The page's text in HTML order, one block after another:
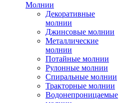
Молнии
Декоративные
молнии
Джинсовые молнии
Металлические
молнии
Потайные молнии
Рулонные молнии
Спиральные молнии
Тракторные молнии
Водонепроницаемые